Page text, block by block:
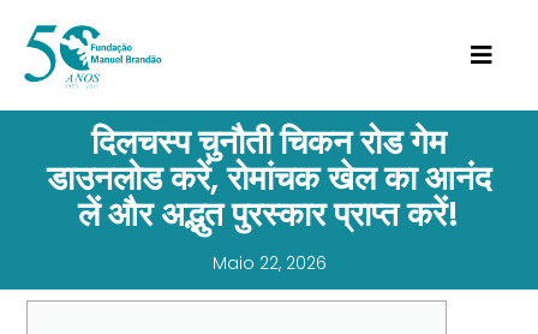
दिलचस्प चुनौती चिकन रोड गेम
डाउनलोड करें, रोमांचक खेल का आनंद
लें और अद्भुत पुरस्कार प्राप्त करें!
Maio 22, 2026